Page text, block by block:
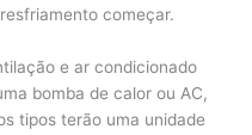
começar.
e ar condicionado
bomba de calor ou AC,
tipos terão uma unidade